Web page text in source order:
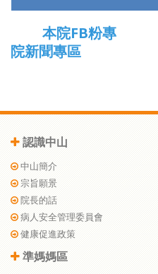
本院FB粉專
院新聞專區
認識中山
中山簡介
宗旨願景
院長的話
病人安全管理委員會
健康促進政策
準媽媽區